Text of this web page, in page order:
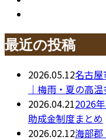
最近の投稿
2026.05.12名古
｜梅雨・夏の高
2026.04.212026
助成金制度まとめ
2026.02.12海部郡